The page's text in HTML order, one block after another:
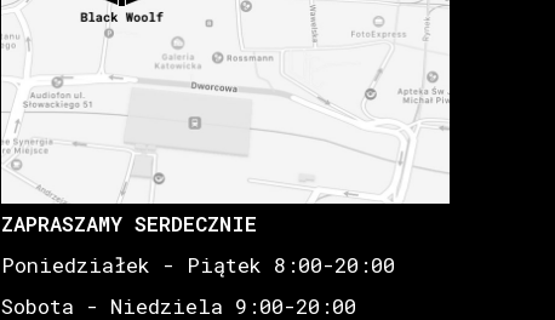
ZAPRASZAMY SERDECZNIE
Poniedziałek - Piątek 8:00-20:00
Sobota - Niedziela 9:00-20:00